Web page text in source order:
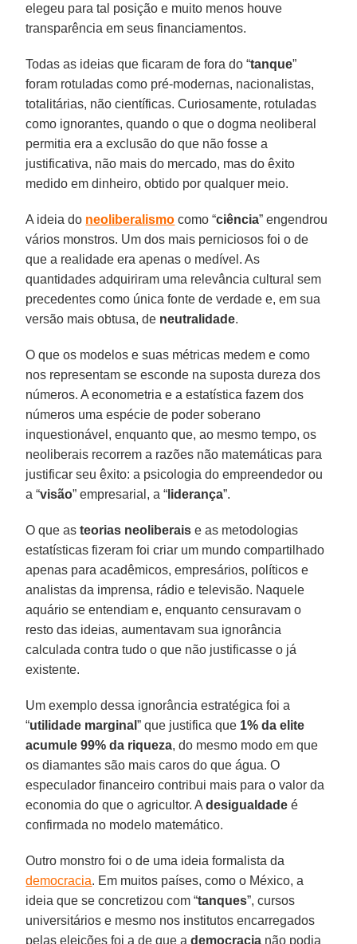
elegeu para tal posição e muito menos houve
transparência em seus financiamentos.
Todas as ideias que ficaram de fora do “tanque”
foram rotuladas como pré-modernas, nacionalistas,
totalitárias, não científicas. Curiosamente, rotuladas
como ignorantes, quando o que o dogma neoliberal
permitia era a exclusão do que não fosse a
justificativa, não mais do mercado, mas do êxito
medido em dinheiro, obtido por qualquer meio.
A ideia do neoliberalismo como “ciência” engendrou
vários monstros. Um dos mais perniciosos foi o de
que a realidade era apenas o medível. As
quantidades adquiriram uma relevância cultural sem
precedentes como única fonte de verdade e, em sua
versão mais obtusa, de neutralidade.
O que os modelos e suas métricas medem e como
nos representam se esconde na suposta dureza dos
números. A econometria e a estatística fazem dos
números uma espécie de poder soberano
inquestionável, enquanto que, ao mesmo tempo, os
neoliberais recorrem a razões não matemáticas para
justificar seu êxito: a psicologia do empreendedor ou
a “visão” empresarial, a “ liderança”.
O que asteorias neoliberais e as metodologias
estatísticas fizeram foi criar um mundo compartilhado
apenas para acadêmicos, empresários, políticos e
analistas da imprensa, rádio e televisão. Naquele
aquário se entendiam e, enquanto censuravam o
resto das ideias, aumentavam sua ignorância
calculada contra tudo o que não justificasse o já
existente.
Um exemplo dessa ignorância estratégica foi a
“utilidade marginal” que justifica que 1% da elite
acumule 99% da riqueza, do mesmo modo em que
os diamantes são mais caros do que água. O
especulador financeiro contribui mais para o valor da
economia do que o agricultor. Adesigualdade é
confirmada no modelo matemático.
Outro monstro foi o de uma ideia formalista da
democracia. Em muitos países, como o México, a
ideia que se concretizou com “tanques”, cursos
universitários e mesmo nos institutos encarregados
pelas eleições foi a de que ademocracia não podia